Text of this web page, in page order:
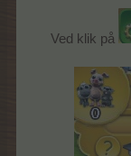
Ved klik på